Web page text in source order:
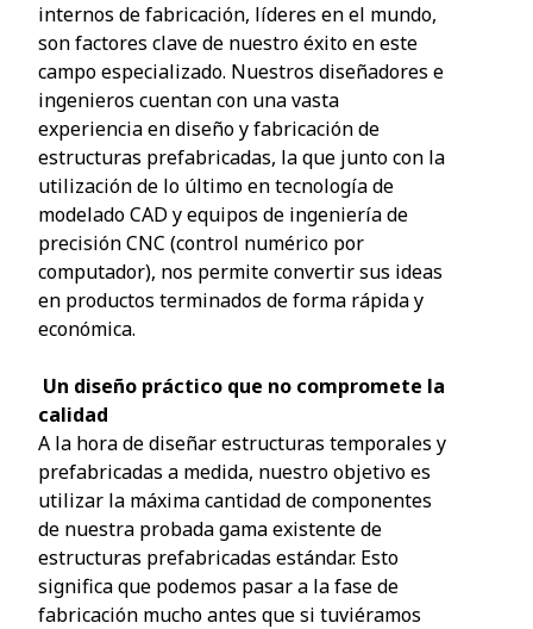
internos de fabricación, líderes en el mundo,
son factores clave de nuestro éxito en este
campo especializado. Nuestros diseñadores e
ingenieros cuentan con una vasta
experiencia en diseño y fabricación de
estructuras prefabricadas, la que junto con la
utilización de lo último en tecnología de
modelado CAD y equipos de ingeniería de
precisión CNC (control numérico por
computador), nos permite convertir sus ideas
en productos terminados de forma rápida y
económica.
Un diseño práctico que no compromete la
calidad
A la hora de diseñar estructuras temporales y
prefabricadas a medida, nuestro objetivo es
utilizar la máxima cantidad de componentes
de nuestra probada gama existente de
estructuras prefabricadas estándar. Esto
significa que podemos pasar a la fase de
fabricación mucho antes que si tuviéramos